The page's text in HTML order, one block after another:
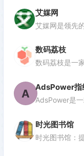
艾媒网
数码荔枝
A AdsPower指
时光图书馆